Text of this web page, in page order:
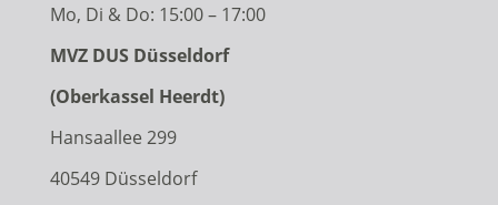
Mo, Di & Do: 15:00 – 17:00
MVZ DUS Düsseldorf
(Oberkassel Heerdt)
Hansaallee 299
40549 Düsseldorf